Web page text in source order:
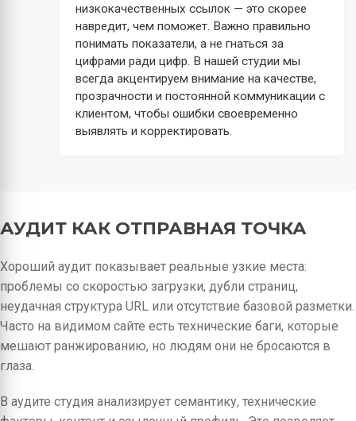
низкокачественных ссылок — это скорее
навредит, чем поможет. Важно правильно
понимать показатели, а не гнаться за
цифрами ради цифр. В нашей студии мы
всегда акцентируем внимание на качестве,
прозрачности и постоянной коммуникации с
клиентом, чтобы ошибки своевременно
выявлять и корректировать.
АУДИТ КАК ОТПРАВНАЯ ТОЧКА
Хороший аудит показывает реальные узкие места:
проблемы со скоростью загрузки, дубли страниц,
неудачная структура URL или отсутствие базовой разметки.
Часто на видимом сайте есть технические баги, которые
мешают ранжированию, но людям они не бросаются в
глаза.
В аудите студия анализирует семантику, технические